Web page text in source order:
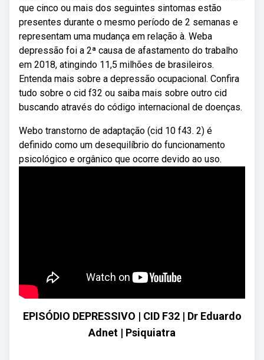
que cinco ou mais dos seguintes sintomas estão
presentes durante o mesmo período de 2 semanas e
representam uma mudança em relação à. Weba
depressão foi a 2ª causa de afastamento do trabalho
em 2018, atingindo 11,5 milhões de brasileiros.
Entenda mais sobre a depressão ocupacional. Confira
tudo sobre o cid f32 ou saiba mais sobre outro cid
buscando através do código internacional de doenças.
Webo transtorno de adaptação (cid 10 f43. 2) é
definido como um desequilíbrio do funcionamento
psicológico e orgânico que ocorre devido ao uso.
EPISÓDIO DEPRESSIVO | CID F32 | Dr Eduardo
Adnet | Psiquiatra